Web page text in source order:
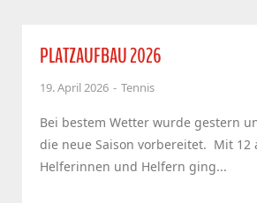
PLATZAUFBAU 2026
19. April 2026 Tennis
Bei bestem Wetter wurde gestern
die neue Saison vorbereitet. Mit 12
Helferinnen und Helfern ging...